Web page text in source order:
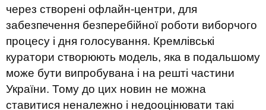
через створені офлайн-центри, для
забезпечення безперебійної роботи виборчого
процесу і дня голосування. Кремлівські
куратори створюють модель, яка в подальшому
може бути випробувана і на решті частини
України. Тому до цих новин не можна
ставитися неналежно і недооцінювати такі